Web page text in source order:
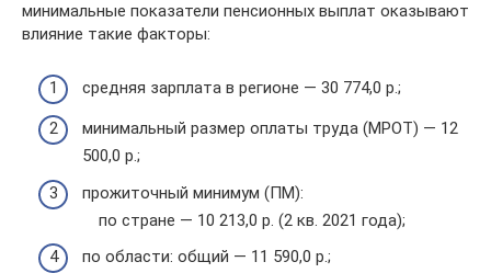
минимальные показатели пенсионных выплат оказывают
влияние такие факторы:
средняя зарплата в регионе — 30 774,0 р.;
минимальный размер оплаты труда (МРОТ) — 12
500,0 р.;
прожиточный минимум (ПМ):
по стране — 10 213,0 р. (2 кв. 2021 года);
по области: общий — 11 590,0 р.;